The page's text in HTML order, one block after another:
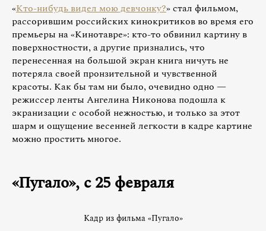
«Кто-нибудь видел мою девчонку?» стал фильмом,
рассорившим российских кинокритиков во время его
премьеры на «Кинотавре»: кто-то обвинил картину в
поверхностности, а другие признались, что
перенесенная на большой экран книга ничуть не
потеряла своей пронзительной и чувственной
красоты. Как бы там ни было, очевидно одно —
режиссер ленты Ангелина Никонова подошла к
экранизации с особой нежностью, и только за этот
шарм и ощущение весенней легкости в кадре картине
можно простить многое.
«Пугало», с 25 февраля
Кадр из фильма «Пугало»